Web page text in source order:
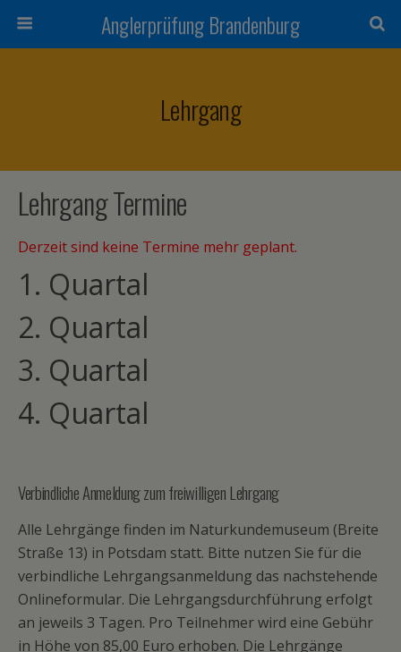
Anglerprüfung Brandenburg
Lehrgang
Lehrgang Termine
Derzeit sind keine Termine mehr geplant.
1. Quartal
2. Quartal
3. Quartal
4. Quartal
Verbindliche Anmeldung zum freiwilligen Lehrgang
Alle Lehrgänge finden im Naturkundemuseum (Breite
Straße 13) in Potsdam statt. Bitte nutzen Sie für die
verbindliche Lehrgangsanmeldung das nachstehende
Onlineformular. Die Lehrgangsdurchführung erfolgt
an jeweils 3 Tagen. Pro Teilnehmer wird eine Gebühr
in Höhe von 85,00 Euro erhoben. Die Lehrgänge